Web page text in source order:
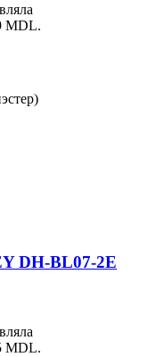
MDL.
DH-BL07-2E
MDL.